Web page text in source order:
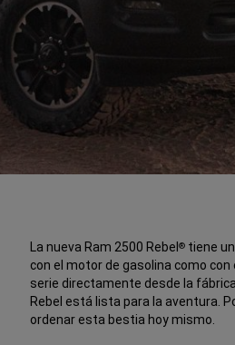
La nueva Ram 2500 Rebel ®tiene
con el motor de gasolina como
serie directamente desde la
Rebel está lista para la aventura.
ordenar esta bestia hoy mismo.